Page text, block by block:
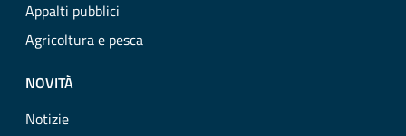
Appalti pubblici
Agricoltura e pesca
NOVITÀ
Notizie